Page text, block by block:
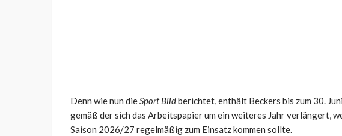
Denn wie nun dieSport Bildberichtet, enthält Beckers bis zum 30.
gemäß der sich das Arbeitspapier um ein weiteres Jahr verlängert,
Saison 2026/27 regelmäßig zum Einsatz kommen sollte.